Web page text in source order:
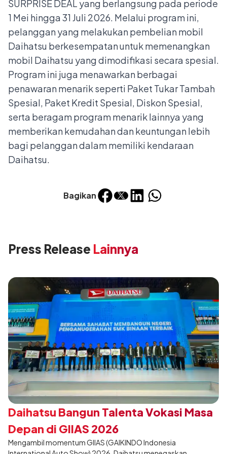
Bagikan
SURPRISE DEAL yang berlangsung pada periode
1 Mei hingga 31 Juli 2026. Melalui program ini,
pelanggan yang melakukan pembelian mobil
Daihatsu berkesempatan untuk memenangkan
mobil Daihatsu yang dimodifikasi secara spesial.
Program ini juga menawarkan berbagai
penawaran menarik seperti Paket Tukar Tambah
Spesial, Paket Kredit Spesial, Diskon Spesial,
serta beragam program menarik lainnya yang
memberikan kemudahan dan keuntungan lebih
bagi pelanggan dalam memiliki kendaraan
Daihatsu.
Press Release Lainnya
Daihatsu Bangun Talenta Vokasi Masa
Depan di GIIAS 2026
Mengambil momentum GIIAS (GAIKINDO Indonesia